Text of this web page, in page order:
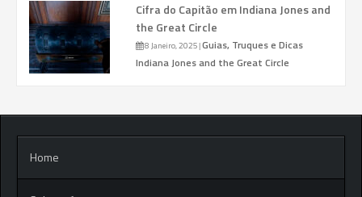
Cifra do Capitão em Indiana Jones and
the Great Circle
8 Janeiro, 2025|Guias, Truques e Dicas
Indiana Jones and the Great Circle
Home